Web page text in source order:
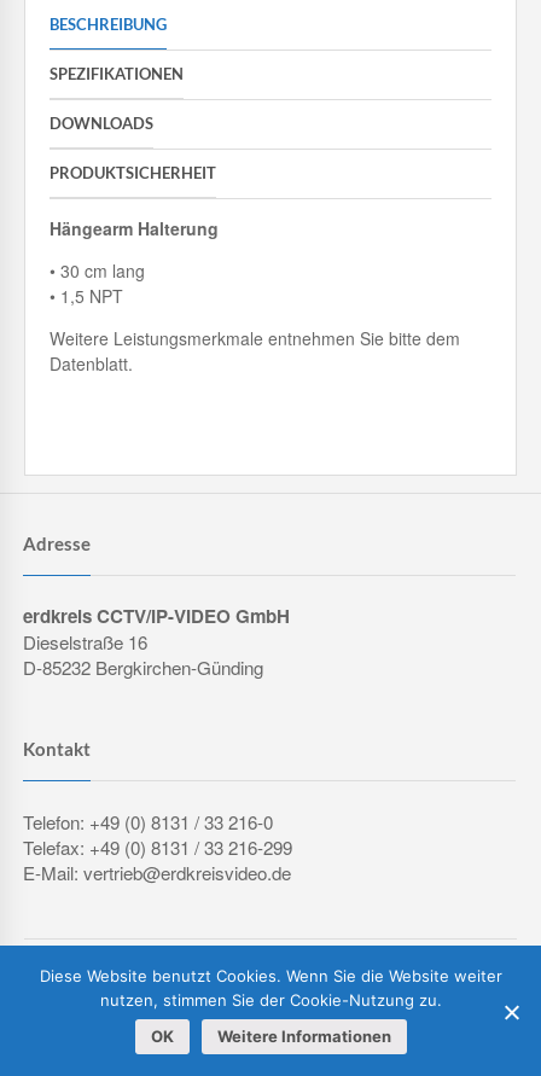
BESCHREIBUNG
SPEZIFIKATIONEN
DOWNLOADS
PRODUKTSICHERHEIT
Hängearm Halterung
• 30 cm lang
• 1,5 NPT
Weitere Leistungsmerkmale entnehmen Sie bitte dem
Datenblatt.
Adresse
erdkreis CCTV/IP-VIDEO GmbH
Dieselstraße 16
D-85232 Bergkirchen-Günding
Kontakt
Telefon: +49 (0) 8131 / 33 216-0
Telefax: +49 (0) 8131 / 33 216-299
E-Mail: vertrieb@erdkreisvideo.de
IMPRESSUM
DATENSCHUTZERKLÄRUNG AGB
Vertrag widerrufen
Diese Website benutzt Cookies. Wenn Sie die Website weiter
nutzen, stimmen Sie der Cookie-Nutzung zu.
OK
Weitere Informationen